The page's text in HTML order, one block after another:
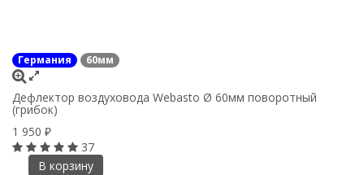
Германия 60мм
Дефлектор воздуховода Webasto Ø 60мм поворотный
(грибок)
1 950 ₽
37
В корзину